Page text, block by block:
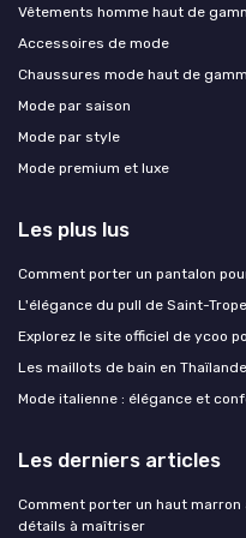
Vêtements homme haut de
Accessoires de mode
Chaussures mode haut de
Mode par saison
Mode par style
Mode premium et luxe
Les plus lus
Comment porter un pantalon
L'élégance du pull de Saint-
Explorez le site officiel de ycoo
Les maillots de bain en
Mode italienne : élégance et
Les derniers articles
Comment porter un haut
détails à maîtriser